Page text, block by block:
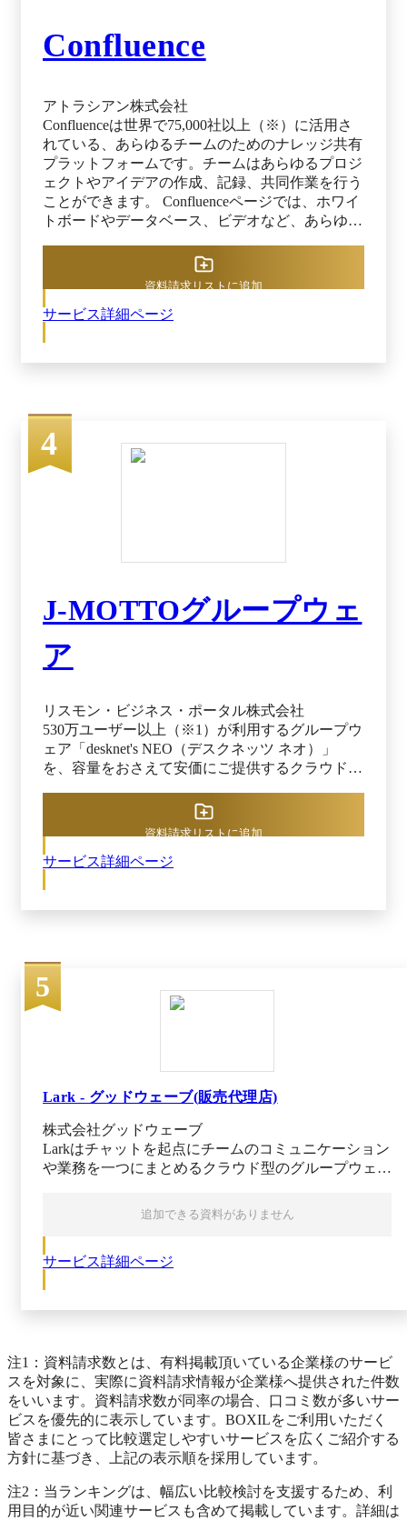
Confluence
アトラシアン株式会社
Confluenceは世界で75,000社以上（※）に活用さ
れている、あらゆるチームのためのナレッジ共有
プラットフォームです。チームはあらゆるプロジ
ェクトやアイデアの作成、記録、共同作業を行う
ことができます。 Confluenceページでは、ホワイ
トボードやデータベース、ビデオなど、あらゆる
ます。すべての作業を一箇所に取り込み、ツール
の切り替えを減らし、集中力を高めることができ
が付属しているため、初心者の方であってもベス
す。 ※出典：Confluence公式HP（2025年12月23日
閲覧）
サービス詳細ページ
資料請求リストに追加
4
J-MOTTOグループウェ
ア
リスモン・ビジネス・ポータル株式会社
530万ユーザー以上（※1）が利用するグループウ
ェア「desknet's NEO（デスクネッツ ネオ）」
を、容量をおさえて安価にご提供するクラウド型
26機能を標準搭載しており、導入してすぐに最大
の効果を発揮します。スマートフォン利用は標準
様々な追加オプションサービスもご用意。中小企
サービス詳細ページ
資料請求リストに追加
5
Lark - グッドウェーブ(販売代理店)
株式会社グッドウェーブ
Larkはチャットを起点にチームのコミュニケーション
や業務を一つにまとめるクラウド型のグループウェア
議ツールなどが分散しがちですが、Larkでは必要なア
プリケーション群を単一のプラットフォーム上に統合
報が散逸することなく、コラボレーションの土台を一
ば、チャット上の会話から会議の日程を決めればメン
バーのカレンダーに自動通知されるので、タスク依頼
もメッセージからそのまま登録できます。 関連する
メールやファイルもチャットと紐づくため、話題ごと
に必要な情報がリアルタイムに整理されます。このよ
うに各機能がチャット中心に有機的に連携すること
進められます。 Larkが統合するコア機能群は多岐に
わたります。コミュニケーション領域ではテキスト・
サービス詳細ページ
追加できる資料がありません
注1：資料請求数とは、有料掲載頂いている企業様のサービ
スを対象に、実際に資料請求情報が企業様へ提供された件数
をいいます。資料請求数が同率の場合、口コミ数が多いサー
ビスを優先的に表示しています。BOXILをご利用いただく
皆さまにとって比較選定しやすいサービスを広くご紹介する
方針に基づき、上記の表示順を採用しています。
注2：当ランキングは、幅広い比較検討を支援するため、利
用目的が近い関連サービスも含めて掲載しています。詳細は